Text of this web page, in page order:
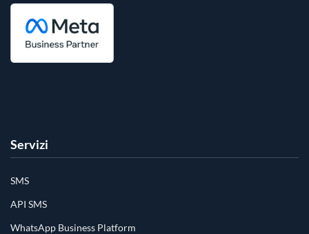
Servizi
SMS
API SMS
WhatsApp Business Platform